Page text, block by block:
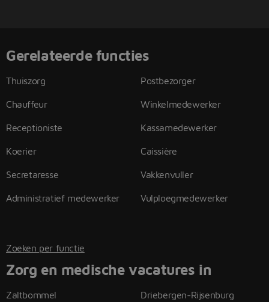
Gerelateerde functies
Thuiszorg
Chauffeur
Receptioniste
Koerier
Secretaresse
Administratief medewerker
Postbezorger
Winkelmedewerker
Kassamedewerker
Caissière
Vakkenvuller
Vulploegmedewerker
Zoeken per functie
Zorg en medische vacatures in
Zaltbommel Driebergen-Rijsenburg